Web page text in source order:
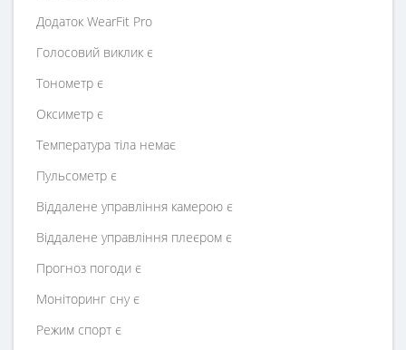
Додаток WearFit Pro
Голосовий виклик є
Тонометр є
Оксиметр є
Температура тіла немає
Пульсометр є
Віддалене управління камерою є
Віддалене управління плеєром є
Прогноз погоди є
Моніторинг сну є
Режим спорт є